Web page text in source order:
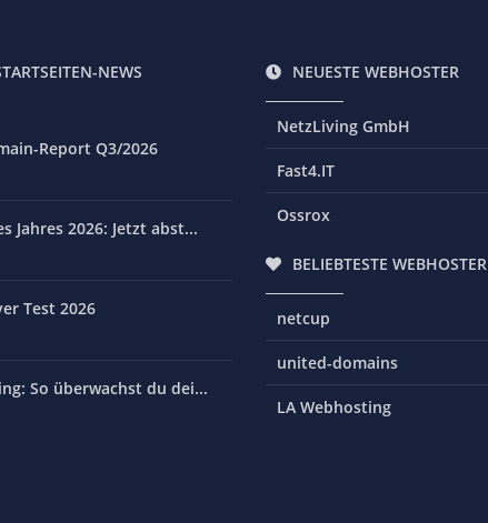
NEWS
Report Q3/2026
Jahres 2026: Jetzt abst...
Test 2026
So überwachst du dei...
NEUESTE WEBHOSTER
NetzLiving GmbH
Fast4.IT
Ossrox
BELIEBTESTE WEBHOSTER
netcup
united-domains
LA Webhosting